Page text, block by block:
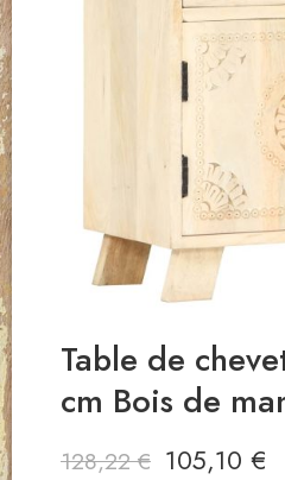
Table de
cm Bois de
128,22€ 105,10 €